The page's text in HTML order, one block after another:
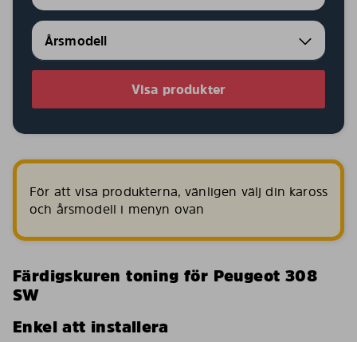
Visa produkter
För att visa produkterna, vänligen välj din kaross
och årsmodell i menyn ovan
Färdigskuren toning för Peugeot 308
SW
Enkel att installera